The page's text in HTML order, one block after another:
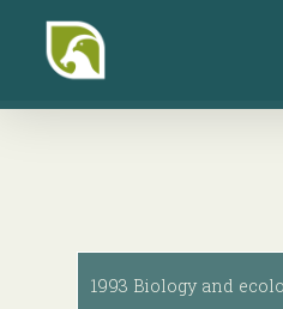
content
1993 Biology and